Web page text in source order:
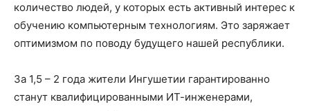
количество людей, у которых есть активный интерес к
обучению компьютерным технологиям. Это заряжает
оптимизмом по поводу будущего нашей республики.
За 1,5 – 2 года жители Ингушетии гарантированно
станут квалифицированными ИТ-инженерами,